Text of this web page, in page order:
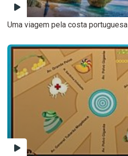
Uma viagem pela costa portuguesa